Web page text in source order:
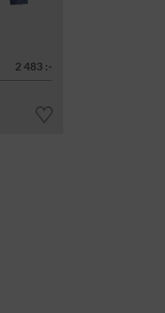
2 483 :-